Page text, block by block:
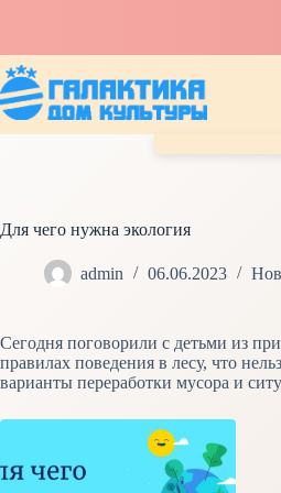
Для чего нужна экология
admin 06.06.2023
Сегодня поговорили с детьми из
правилах поведения в лесу, что
варианты переработки мусора и